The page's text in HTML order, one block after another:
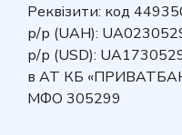
Реквізити: код
р/р (UAH):
р/р (USD):
в АТ КБ
МФО 305299